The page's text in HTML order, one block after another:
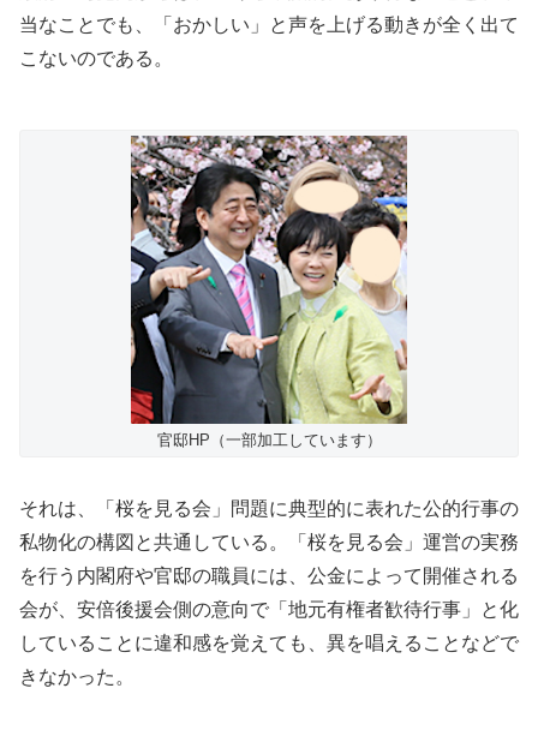
当なことでも、「おかしい」と声を上げる動きが全く出て
こないのである。
官邸HP（一部加工しています）
それは、「桜を見る会」問題に典型的に表れた公的行事の
私物化の構図と共通している。「桜を見る会」運営の実務
を行う内閣府や官邸の職員には、公金によって開催される
会が、安倍後援会側の意向で「地元有権者歓待行事」と化
していることに違和感を覚えても、異を唱えることなどで
きなかった。